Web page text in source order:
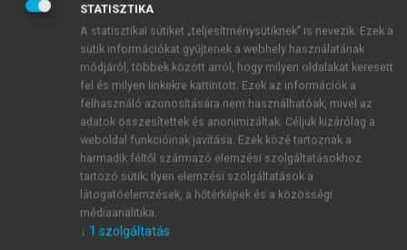
A praxis jellemzőiből fakadó
sajátságok és a megoldás
lehetőségei
Az orvos, így a háziorvos időbeosztását leginkább a
közvetlen betegellátásra fordított idő határozza meg.
Egy nagyobb praxisban összességében kevesebb idő,
míg egy kisebb praxisban több idő jut egy orvos–
beteg találkozásra. De a találkozásra fordított idő
döntően mégsem a praxis összlétszámától függ,
hanem a praxisba tartozók összetételétől.
STATISZTIKA
A statisztikai sütiket „teljesítménysütiknek” is nevezik. Ezek a
sütik információkat gyűjtenek a webhely használatának
módjáról, többek között arról, hogy milyen oldalakat keresett
fel és milyen linkekre kattintott. Ezek az információk a
felhasználó azonosítására nem használhatóak, mivel az
adatok összesítettek és anonimizáltak. Céljuk kizárólag a
weboldal funkcióinak javítása. Ezek közé tartoznak a
harmadik féltől származó elemzési szolgáltatásokhoz
tartozó sütik; ilyen elemzési szolgáltatások a
látogatóelemzések, a hőtérképek és a közösségi
médiaanalitika.
↓ 1 szolgáltatás